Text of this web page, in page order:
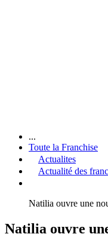
...
Toute la Franchise
Actualites
Actualité des
Natilia ouvre une
Natilia ouvre